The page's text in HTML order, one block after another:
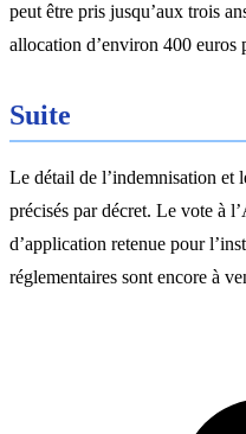
peut être pris jusqu’aux trois
allocation d’environ 400 euros
Suite
Le détail de l’indemnisation et
précisés par décret. Le vote à
d’application retenue pour
réglementaires sont encore à